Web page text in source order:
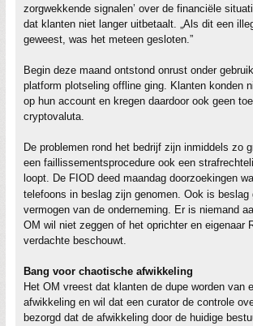
zorgwekkende signalen’ over de financiële
dat klanten niet langer uitbetaalt. „Als dit een
geweest, was het meteen gesloten.”
Begin deze maand ontstond onrust onder
platform plotseling offline ging. Klanten konden
op hun account en kregen daardoor ook geen
cryptovaluta.
De problemen rond het bedrijf zijn inmiddels zo
een faillissementsprocedure ook een
loopt. De FIOD deed maandag doorzoekingen
telefoons in beslag zijn genomen. Ook is beslag
vermogen van de onderneming. Er is niemand
OM wil niet zeggen of het oprichter en eigenaar
verdachte beschouwt.
Bang voor chaotische afwikkeling
Het OM vreest dat klanten de dupe worden van
afwikkeling en wil dat een curator de controle
bezorgd dat de afwikkeling door de huidige